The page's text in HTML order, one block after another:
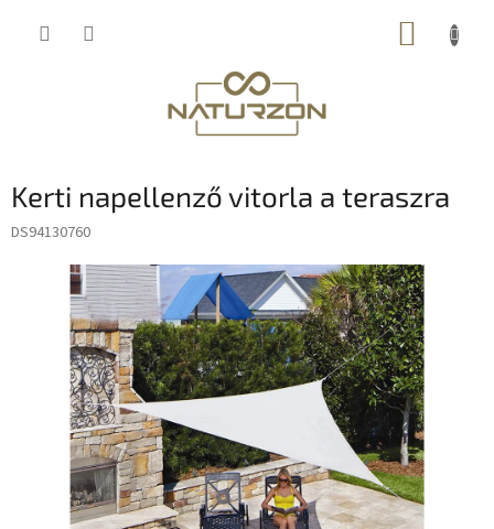
KOSÁR
Kerti napellenző vitorla a teraszra
DS94130760